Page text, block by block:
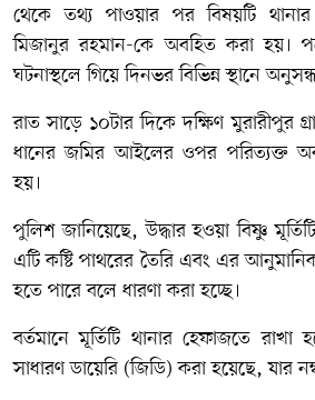
থেকে তথ্য পাওয়ার পর বিষয়টি
মিজানুর রহমান-কে অবহিত করা হয়।
ঘটনাস্থলে গিয়ে দিনভর বিভিন্ন স্থানে
রাত সাড়ে ১০টার দিকে দক্ষিণ মুরারীপুর
ধানের জমির আইলের ওপর পরিত্যক্ত
হয়।
পুলিশ জানিয়েছে, উদ্ধার হওয়া বিষ্ণু
এটি কষ্টি পাথরের তৈরি এবং এর
হতে পারে বলে ধারণা করা হচ্ছে।
বর্তমানে মূর্তিটি থানার হেফাজতে
সাধারণ ডায়েরি (জিডি) করা হয়েছে, যার